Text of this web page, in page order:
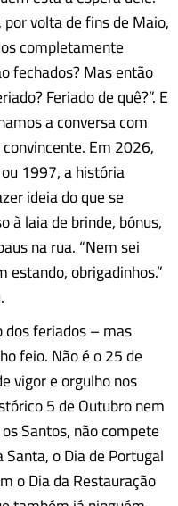
por volta de fins de Maio,
completamente
fechados? Mas então
Feriado de quê?”. E
a conversa com
convincente. Em 2026,
1997, a história
ideia do que se
à laia de brinde, bónus,
na rua. “Nem sei
estando, obrigadinhos.”
dos feriados – mas
feio. Não é o 25 de
vigor e orgulho nos
5 de Outubro nem
Santos, não compete
o Dia de Portugal
o Dia da Restauração